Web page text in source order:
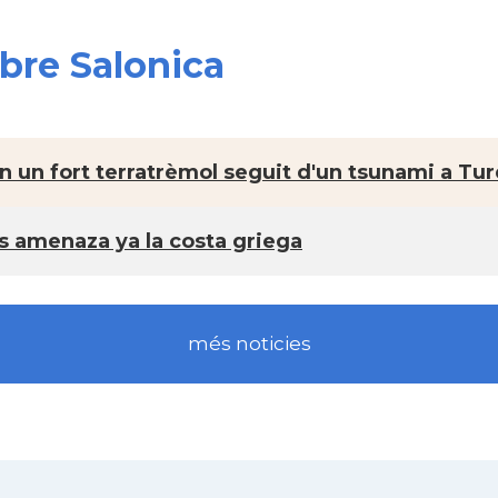
Salonica
un fort terratrèmol seguit d'un tsunami a
amenaza ya la costa griega
més noticies